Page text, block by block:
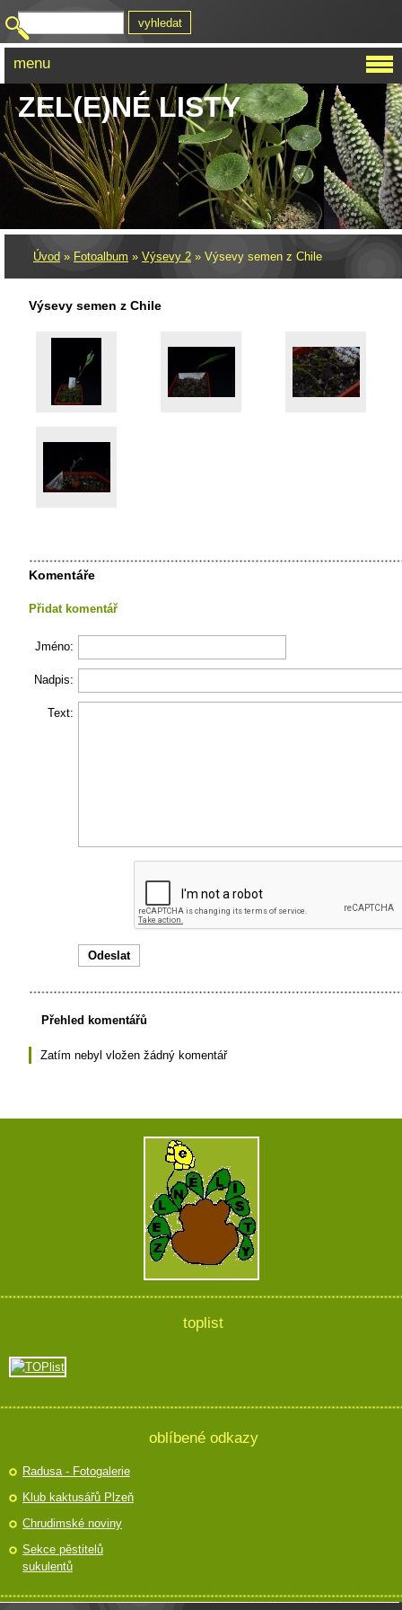
ZEL(E)NÉ LISTY
Úvod » Fotoalbum » Výsevy 2 » Výsevy semen z Chile
Výsevy semen z Chile
Komentáře
Přidat komentář
Jméno:
Nadpis:
Text:
Přehled komentářů
Zatím nebyl vložen žádný komentář
menu
toplist
oblíbené odkazy
Radusa - Fotogalerie
Klub kaktusářů Plzeň
Chrudimské noviny
Sekce pěstitelů
sukulentů